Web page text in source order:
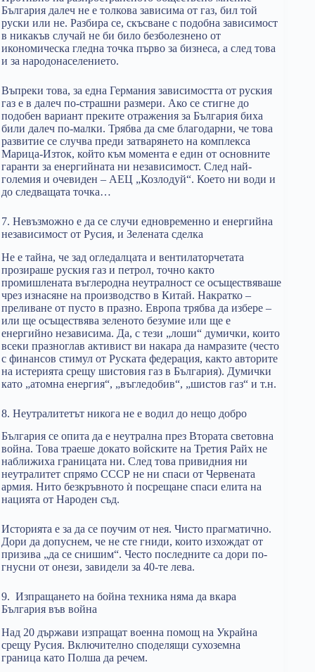
България далеч не е толкова зависима от газ, бил той
руски или не. Разбира се, скъсване с подобна зависимост
в никакъв случай не би било безболезнено от
икономическа гледна точка първо за бизнеса, а след това
и за народонаселението.
Въпреки това, за една Германия зависимостта от руския
газ е в далеч по-страшни размери. Ако се стигне до
подобен вариант преките отражения за България биха
били далеч по-малки. Трябва да сме благодарни, че това
развитие се случва преди затварянето на комплекса
Марица-Изток, който към момента е един от основните
гаранти за енергийната ни независимост. След най-
големия и очевиден – АЕЦ „Козлодуй“. Което ни води и
до следващата точка…
7. Невъзможно е да се случи едновременно и енергийна
независимост от Русия, и Зелената сделка
Не е тайна, че зад огледалцата и вентилаторчетата
прозираше руския газ и петрол, точно както
промишлената въглеродна неутралност се осъществяваше
чрез изнасяне на производство в Китай. Накратко –
преливане от пусто в празно. Европа трябва да избере –
или ще осъществява зеленото безумие или ще е
енергийно независима. Да, с тези „лоши“ думички, които
всеки празноглав активист ви накара да намразите (често
с финансов стимул от Руската федерация, както авторите
на истерията срещу шистовия газ в България). Думички
като „атомна енергия“, „въгледобив“, „шистов газ“ и т.н.
8. Неутралитетът никога не е водил до нещо добро
България се опита да е неутрална през Втората световна
война. Това траеше докато войските на Третия Райх не
наближиха границата ни. След това привидния ни
неутралитет спрямо СССР не ни спаси от Червената
армия. Нито безкръвното ѝ посрещане спаси елита на
нацията от Народен съд.
Историята е за да се поучим от нея. Чисто прагматично.
Дори да допуснем, че не сте гниди, които изхождат от
призива „да се снишим“. Често последните са дори по-
гнусни от онези, завидели за 40-те лева.
9. Изпращането на бойна техника няма да вкара
България във война
Над 20 държави изпращат военна помощ на Украйна
срещу Русия. Включително споделящи сухоземна
граница като Полша да речем.